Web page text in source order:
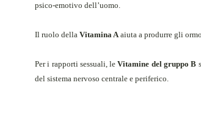
psico-emotivo dell’uomo.
Il ruolo della Vitamina Aaiuta a produrre gli
Per i rapporti sessuali, leVitamine del gruppo B
del sistema nervoso centrale e periferico.